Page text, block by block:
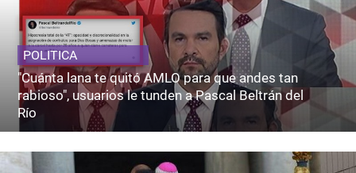
POLITICA
"Cuánta lana te quitó AMLO para que andes tan
rabioso", usuarios le tunden a Pascal Beltrán del
Río